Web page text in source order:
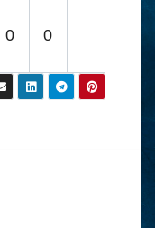
0 0